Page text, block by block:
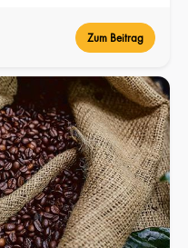
Zum Beitrag